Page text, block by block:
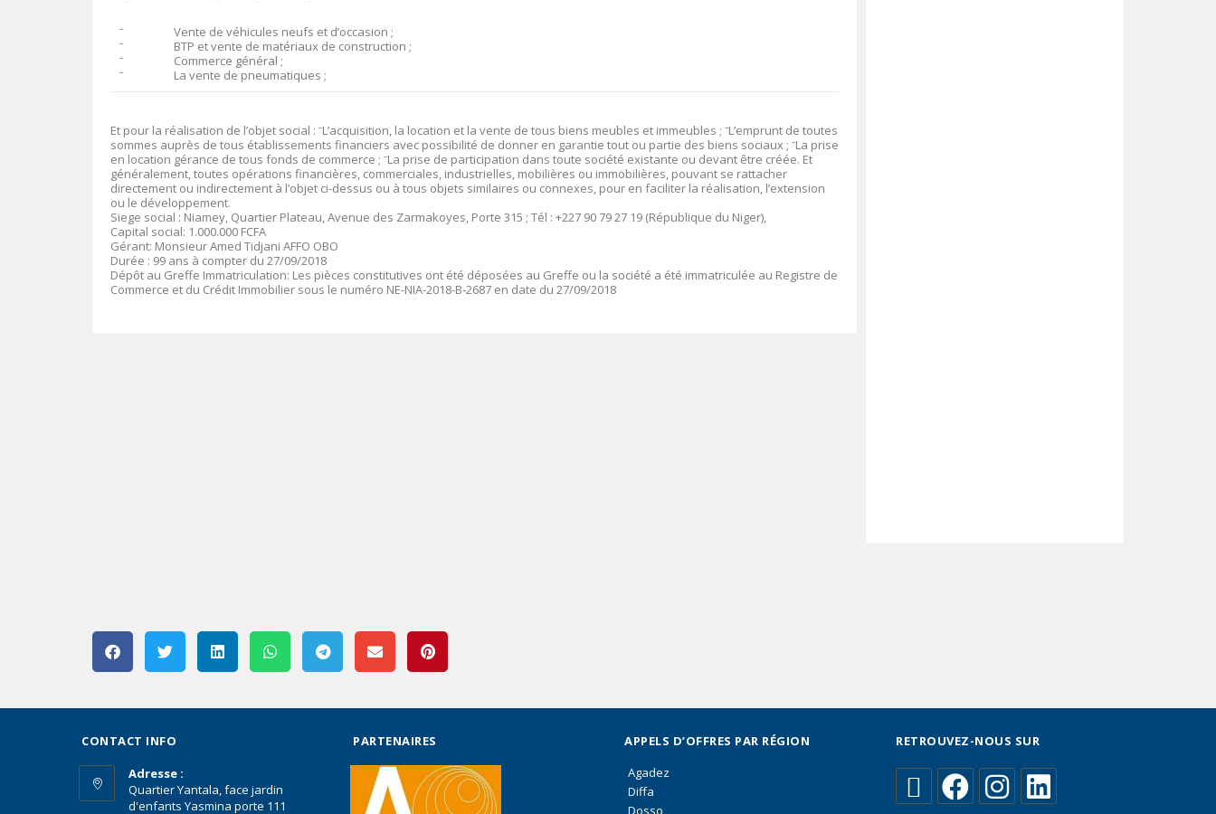
־
־
־
־
Vente de véhicules neufs et d’occasion ;
BTP et vente de matériaux de construction ;
Commerce général ;
La vente de pneumatiques ;
Et pour la réalisation de l’objet social : ־L’acquisition, la location et la vente de tous biens meubles et immeubles ; ־L’emprunt de toutes
sommes auprès de tous établissements financiers avec possibilité de donner en garantie tout ou partie des biens sociaux ; ־La prise
en location gérance de tous fonds de commerce ; ־La prise de participation dans toute société existante ou devant être créée. Et
généralement, toutes opérations financières, commerciales, industrielles, mobilières ou immobilières, pouvant se rattacher
directement ou indirectement à l’objet ci-dessus ou à tous objets similaires ou connexes, pour en faciliter la réalisation, l’extension
ou le développement.
Siege social : Niamey, Quartier Plateau, Avenue des Zarmakoyes, Porte 315 ; Tél : +227 90 79 27 19 (République du Niger),
Capital social: 1.000.000 FCFA
Gérant: Monsieur Amed Tidjani AFFO OBO
Durée : 99 ans à compter du 27/09/2018
Dépôt au Greffe Immatriculation: Les pièces constitutives ont été déposées au Greffe ou la société a été immatriculée au Registre de
Commerce et du Crédit Immobilier sous le numéro NE-NIA-2018-B-2687 en date du 27/09/2018
CONTACT INFO
Adresse :
Quartier Yantala, face jardin
d'enfants Yasmina porte 111
PARTENAIRES
APPELS D’OFFRES PAR RÉGION
Agadez
Diffa
Dosso
RETROUVEZ-NOUS SUR